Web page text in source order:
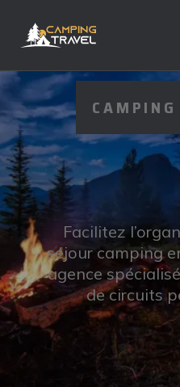
Facilitez
séjour camping
agence
de circuits